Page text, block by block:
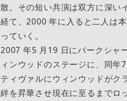
散。その短い共演は双⽅に深い
経て、2000 年に⼊ると⼆⼈は
っていく。
2007 年5 ⽉19 ⽇にバークシャ
ィンウッドのステージに、同
ティヴァルにウィンウッドがク
絆を昇華させ現在に⾄るまでロ